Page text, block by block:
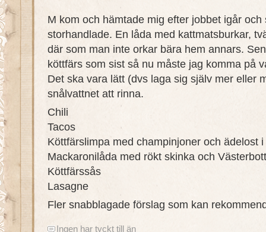
M kom och hämtade mig efter jobbet igår och
storhandlade. En låda med kattmatsburkar,
där som man inte orkar bära hem annars.
köttfärs som sist så nu måste jag komma på
Det ska vara lätt (dvs laga sig själv mer eller
snålvattnet att rinna.
Chili
Tacos
Köttfärslimpa med champinjoner och ädelost i
Mackaronilåda med rökt skinka och
Köttfärssås
Lasagne
Fler snabblagade förslag som kan
Ingen har tyckt till än